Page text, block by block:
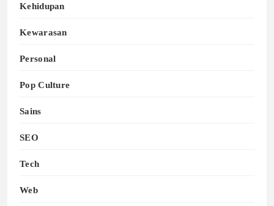
Kehidupan
Kewarasan
Personal
Pop Culture
Sains
SEO
Tech
Web